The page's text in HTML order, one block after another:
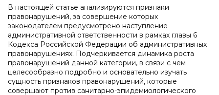
В настоящей статье анализируются признаки
правонарушений, за совершение которых
законодателем предусмотрено наступление
административной ответственности в рамках главы 6
Кодекса Российской Федерации об административных
правонарушениях. Подчеркивается динамика роста
правонарушений данной категории, в связи с чем
целесообразно подробно и основательно изучать
сущность признаков правонарушений, которые
совершают против санитарно-эпидемиологического